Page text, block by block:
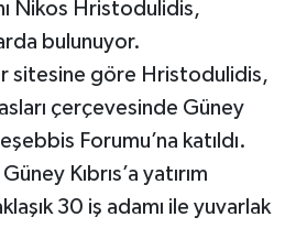
Nikos Hristodulidis,
bulunuyor.
sitesine göre Hristodulidis,
çerçevesinde Güney
Forumu’na katıldı.
Kıbrıs’a yatırım
30 iş adamı ile yuvarlak